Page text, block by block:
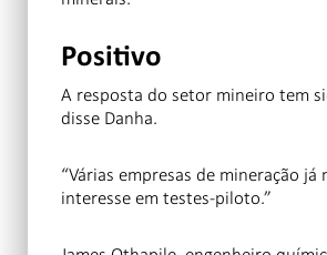
Positivo
A resposta do setor mineiro tem
disse Danha.
“Várias empresas de mineração já
interesse em testes-piloto.”